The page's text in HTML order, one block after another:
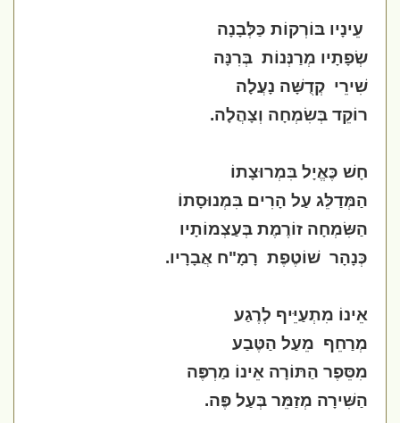
עֵינָיו בּוֹרְקוֹת כַּלְּבָנָה
שְׂפָתָיו מְרַנְּנוֹת בְּרִנָּה
שִׁירֵי קְדֻשָּׁה נָעֲלָה
רוֹקֵד בְּשִׂמְחָה וְצָהֲלָה.
חָשׁ כֶּאֱיָל בִּמְרוּצָתוֹ
הַמְּדַלֵּג עַל הָרִים בִּמְנוּסָתוֹ
הַשִּׂמְחָה זוֹרֶמֶת בְּעַצְמוֹתָיו
כְּנָהָר שׁוֹטֶפֶת רָמָ"ח אֲבָרָיו.
אֵינוֹ מִתְעַיֵּיף לְרֶגַע
מְרַחֵף מֵעַל הַטֶּבַע
מִסֵּפֶר הַתּוֹרָה אֵינוֹ מַרְפֶּה
הַשִּׁירָה מְזַמֵּר בְּעַל פֶּה.